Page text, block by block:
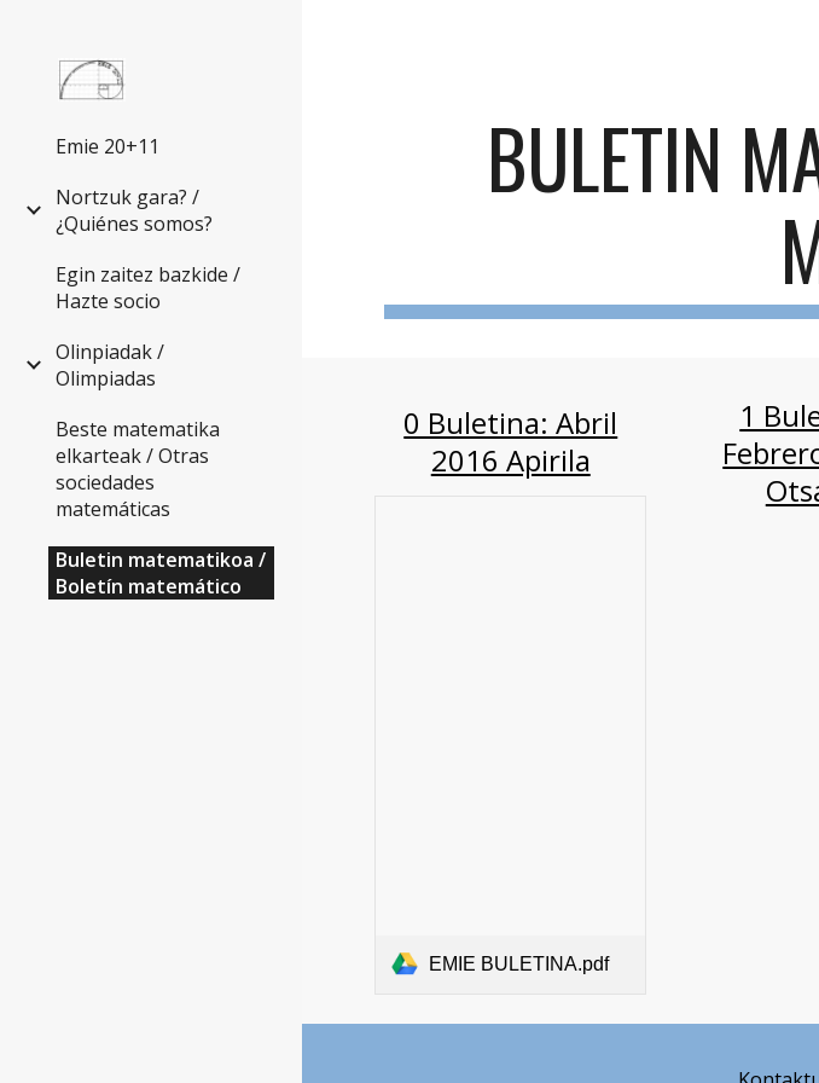
Emie 20+11
Nortzuk gara? /
¿Quiénes somos?
Egin zaitez bazkide /
Hazte socio
Olinpiadak /
Olimpiadas
Beste matematika
elkarteak / Otras
sociedades
matemáticas
Buletin matematikoa /
Boletín matemático
BULETIN
0 Buletina: Abril
2016 Apirila
EMIE BULETINA.pdf
1